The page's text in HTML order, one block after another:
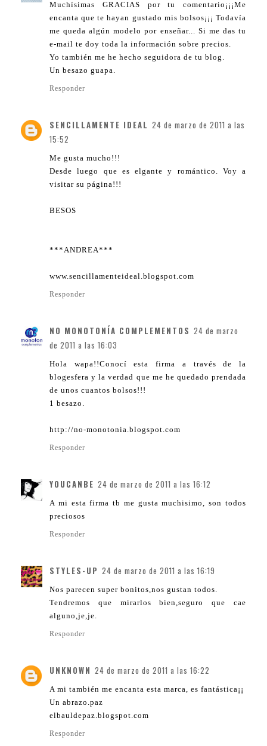
Muchísimas GRACIAS por tu comentario¡¡¡Me
encanta que te hayan gustado mis bolsos¡¡¡ Todavía
me queda algún modelo por enseñar... Si me das tu
e-mail te doy toda la información sobre precios.
Yo también me he hecho seguidora de tu blog.
Un besazo guapa.
Responder
SENCILLAMENTE IDEAL 24 de marzo de 2011 a las
15:52
Me gusta mucho!!!
Desde luego que es elgante y romántico. Voy a
visitar su página!!!
BESOS
***ANDREA***
www.sencillamenteideal.blogspot.com
Responder
NO MONOTONÍA COMPLEMENTOS 24 de marzo
de 2011 a las 16:03
Hola wapa!!Conocí esta firma a través de la
blogesfera y la verdad que me he quedado prendada
de unos cuantos bolsos!!!
1 besazo.
http://no-monotonia.blogspot.com
Responder
YOUCANBE 24 de marzo de 2011 a las 16:12
A mi esta firma tb me gusta muchisimo, son todos
preciosos
Responder
STYLES-UP 24 de marzo de 2011 a las 16:19
Nos parecen super bonitos,nos gustan todos.
Tendremos que mirarlos bien,seguro que cae
alguno,je,je.
Responder
UNKNOWN 24 de marzo de 2011 a las 16:22
A mi también me encanta esta marca, es fantástica¡¡
Un abrazo.paz
elbauldepaz.blogspot.com
Responder